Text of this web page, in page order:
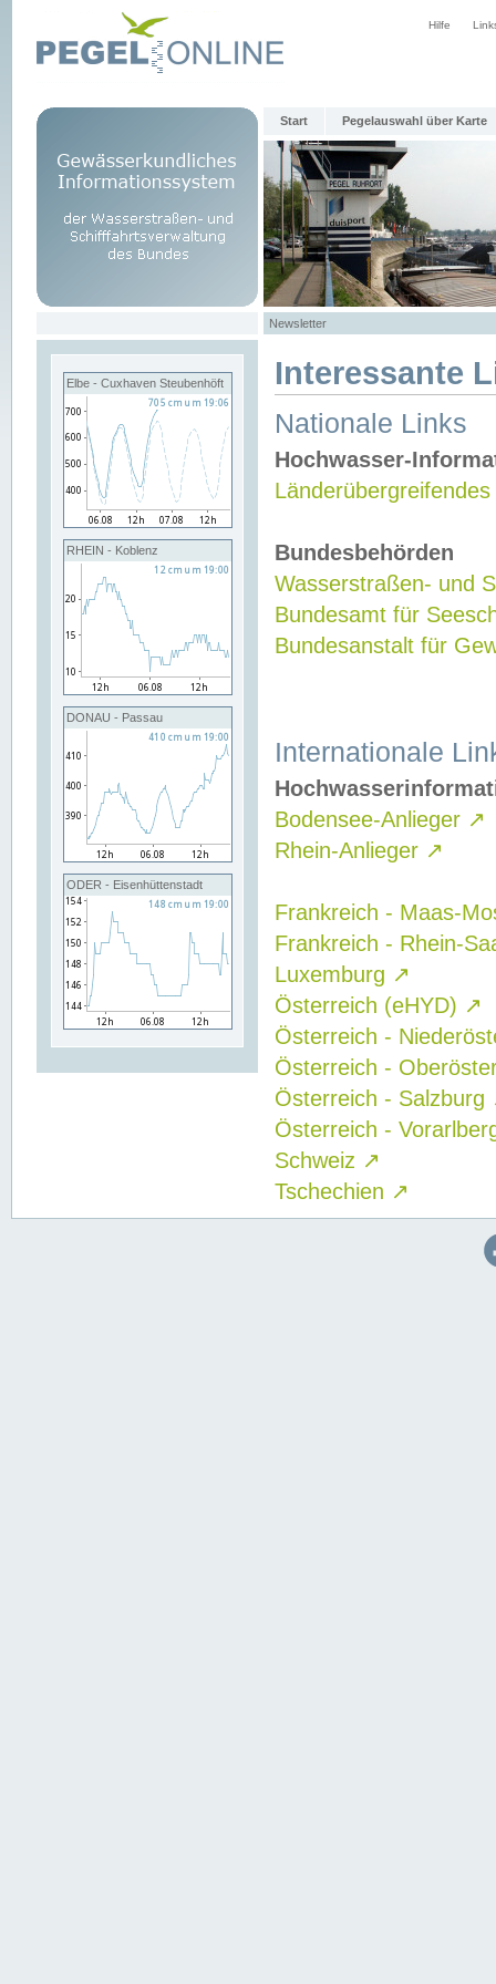
Hilfe
Start Pegelauswahl über Karte
Newsletter
Elbe - Cuxhaven Steubenhöft
RHEIN - Koblenz
DONAU - Passau
ODER - Eisenhüttenstadt
Interessante
Nationale Links
Hochwasser-
Bundesbehörden
Wasserstraßen- und
Bundesamt für
Bundesanstalt für
Internationale
Bodensee-Anlieger ↗
Rhein-Anlieger ↗
Frankreich - Maas-
Frankreich - Rhein-
Luxemburg ↗
Österreich (eHYD) ↗
Österreich -
Österreich -
Österreich - Salzburg
Österreich -
Schweiz ↗
Tschechien ↗